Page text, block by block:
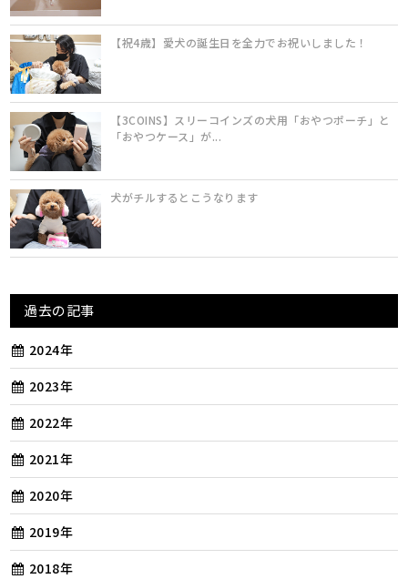
【祝4歳】愛犬の誕生日を全力でお祝いしました！
【3COINS】スリーコインズの犬用「おやつポーチ」と
「おやつケース」が...
犬がチルするとこうなります
過去の記事
2024年
2023年
2022年
2021年
2020年
2019年
2018年